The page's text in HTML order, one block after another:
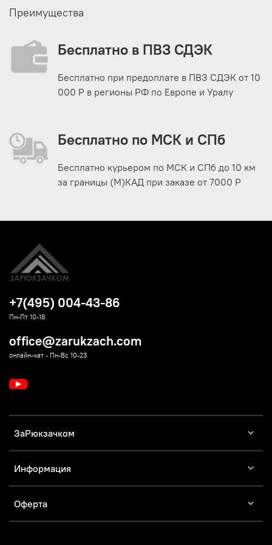
Преимущества
Бесплатно в ПВЗ СДЭК
Бесплатно при предоплате в ПВЗ СДЭК от 10
000 Р в регионы РФ по Европе и Уралу
Бесплатно по МСК и СПб
Бесплатно курьером по МСК и СПб до 10 км
за границы (М)КАД при заказе от 7000 Р
ЗаРюкзачком
Информация
Оферта
+7(495) 004-43-86
Пн-Пт 10-18
office@zarukzach.com
онлайн-чат - Пн-Вс 10-23